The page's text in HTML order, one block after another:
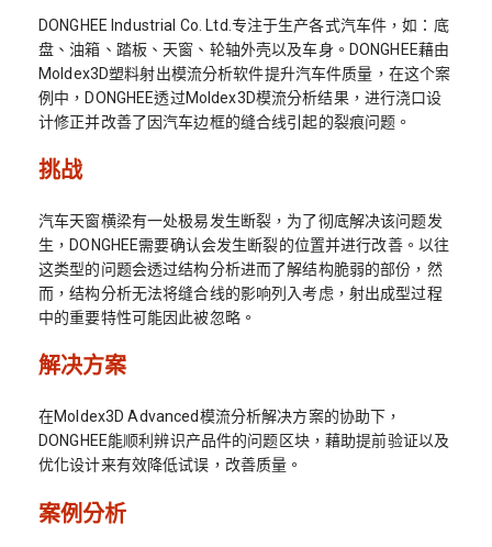
DONGHEE Industrial Co. Ltd.专注于生产各式汽车件，如：底
盘、油箱、踏板、天窗、轮轴外壳以及车身。DONGHEE藉由
Moldex3D塑料射出模流分析软件提升汽车件质量，在这个案
例中，DONGHEE透过Moldex3D模流分析结果，进行浇口设
计修正并改善了因汽车边框的缝合线引起的裂痕问题。
挑战
汽车天窗横梁有一处极易发生断裂，为了彻底解决该问题发
生，DONGHEE需要确认会发生断裂的位置并进行改善。以往
这类型的问题会透过结构分析进而了解结构脆弱的部份，然
而，结构分析无法将缝合线的影响列入考虑，射出成型过程
中的重要特性可能因此被忽略。
解决方案
在Moldex3D Advanced模流分析解决方案的协助下，
DONGHEE能顺利辨识产品件的问题区块，藉助提前验证以及
优化设计来有效降低试误，改善质量。
案例分析